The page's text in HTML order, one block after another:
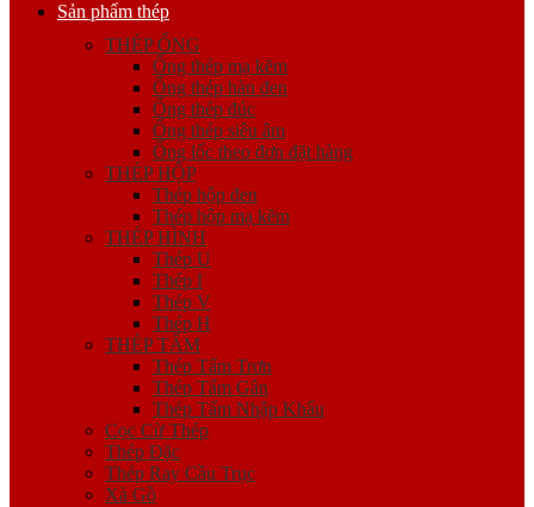
Sản phẩm thép
THÉP ỐNG
Ống thép mạ kẽm
Ống thép hàn đen
Ống thép đúc
Ống thép siêu âm
Ống lốc theo đơn đặt hàng
THÉP HỘP
Thép hộp đen
Thép hộp mạ kẽm
THÉP HÌNH
Thép U
Thép I
Thép V
Thép H
THÉP TẤM
Thép Tấm Trơn
Thép Tấm Gân
Thép Tấm Nhập Khẩu
Cọc Cừ Thép
Thép Đặc
Thép Ray Cầu Trục
Xà Gồ